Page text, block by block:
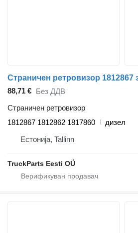
88,71 € Без ДДВ
Страничен ретровизор
1812867 1812862 1817860
дизел
Естонија, Tallinn
TruckParts Eesti OÜ